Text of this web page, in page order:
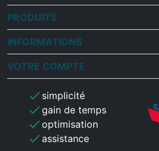
PRODUITS
INFORMATIONS
VOTRE COMPTE
check simplicité
checkgain de temps
checkoptimisation
checkassistance